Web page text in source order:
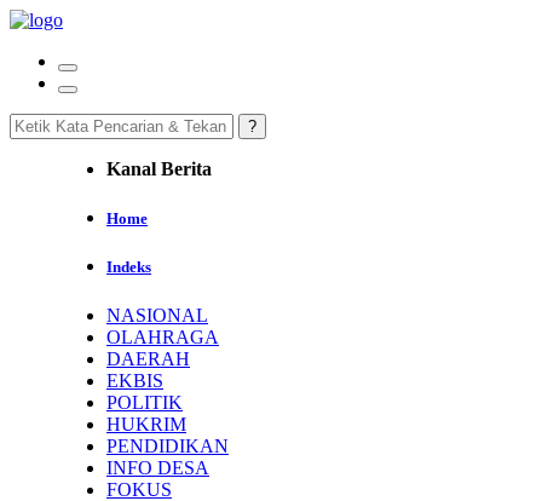
Kanal Berita
Home
Indeks
NASIONAL
OLAHRAGA
DAERAH
EKBIS
POLITIK
HUKRIM
PENDIDIKAN
INFO DESA
FOKUS